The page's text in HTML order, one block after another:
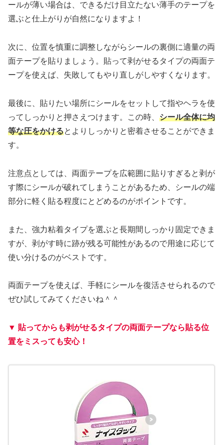
ールが薄い場合は、できるだけ目立たない薄手のテープを
選ぶと仕上がりが自然になりますよ！
次に、位置を慎重に調整しながらシールの裏側に適量の両
面テープを貼りましょう。貼って剥がせるタイプの両面テ
ープを使えば、失敗してもやり直しがしやすくなります。
最後に、貼りたい場所にシールをセットして指やヘラを使
ってしっかりと押さえつけます。この時、 シール全体に均
等な圧をかけるとよりしっかりと密着させることができま
す。
注意点としては、両面テープを広範囲に貼りすぎると剥が
す際にシールが破れてしまうことがあるため、シールの端
部分に軽く貼る程度にとどめるのがポイントです。
また、強力粘着タイプを選ぶと長期間しっかり固定できま
すが、剥がす時に跡が残る可能性があるので用途に応じて
使い分けるのがベストです。
両面テープを使えば、手軽にシールを復活させられるので
ぜひ試してみてくださいね＾＾
▼ 貼ってからも剥がせるタイプの両面テープなら貼る位
置をミスっても安心！